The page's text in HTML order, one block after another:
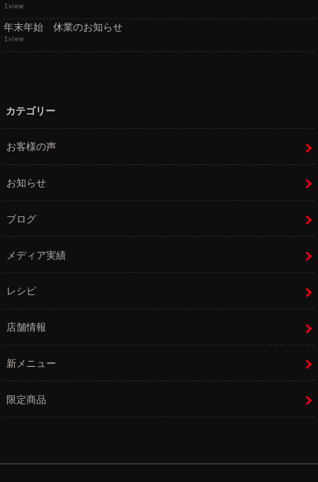
1 view
年末年始 休業のお知らせ
1 view
カテゴリー
お客様の声
お知らせ
ブログ
メディア実績
レシピ
店舗情報
新メニュー
限定商品